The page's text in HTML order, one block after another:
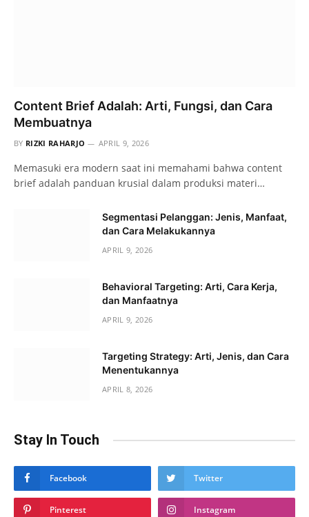
Content Brief Adalah: Arti, Fungsi, dan Cara
Membuatnya
BY RIZKI RAHARJO APRIL 9, 2026
Memasuki era modern saat ini memahami bahwa content
brief adalah panduan krusial dalam produksi materi…
Segmentasi Pelanggan: Jenis, Manfaat,
dan Cara Melakukannya
APRIL 9, 2026
Behavioral Targeting: Arti, Cara Kerja,
dan Manfaatnya
APRIL 9, 2026
Targeting Strategy: Arti, Jenis, dan Cara
Menentukannya
APRIL 8, 2026
Stay In Touch
Facebook Twitter
Pinterest Instagram